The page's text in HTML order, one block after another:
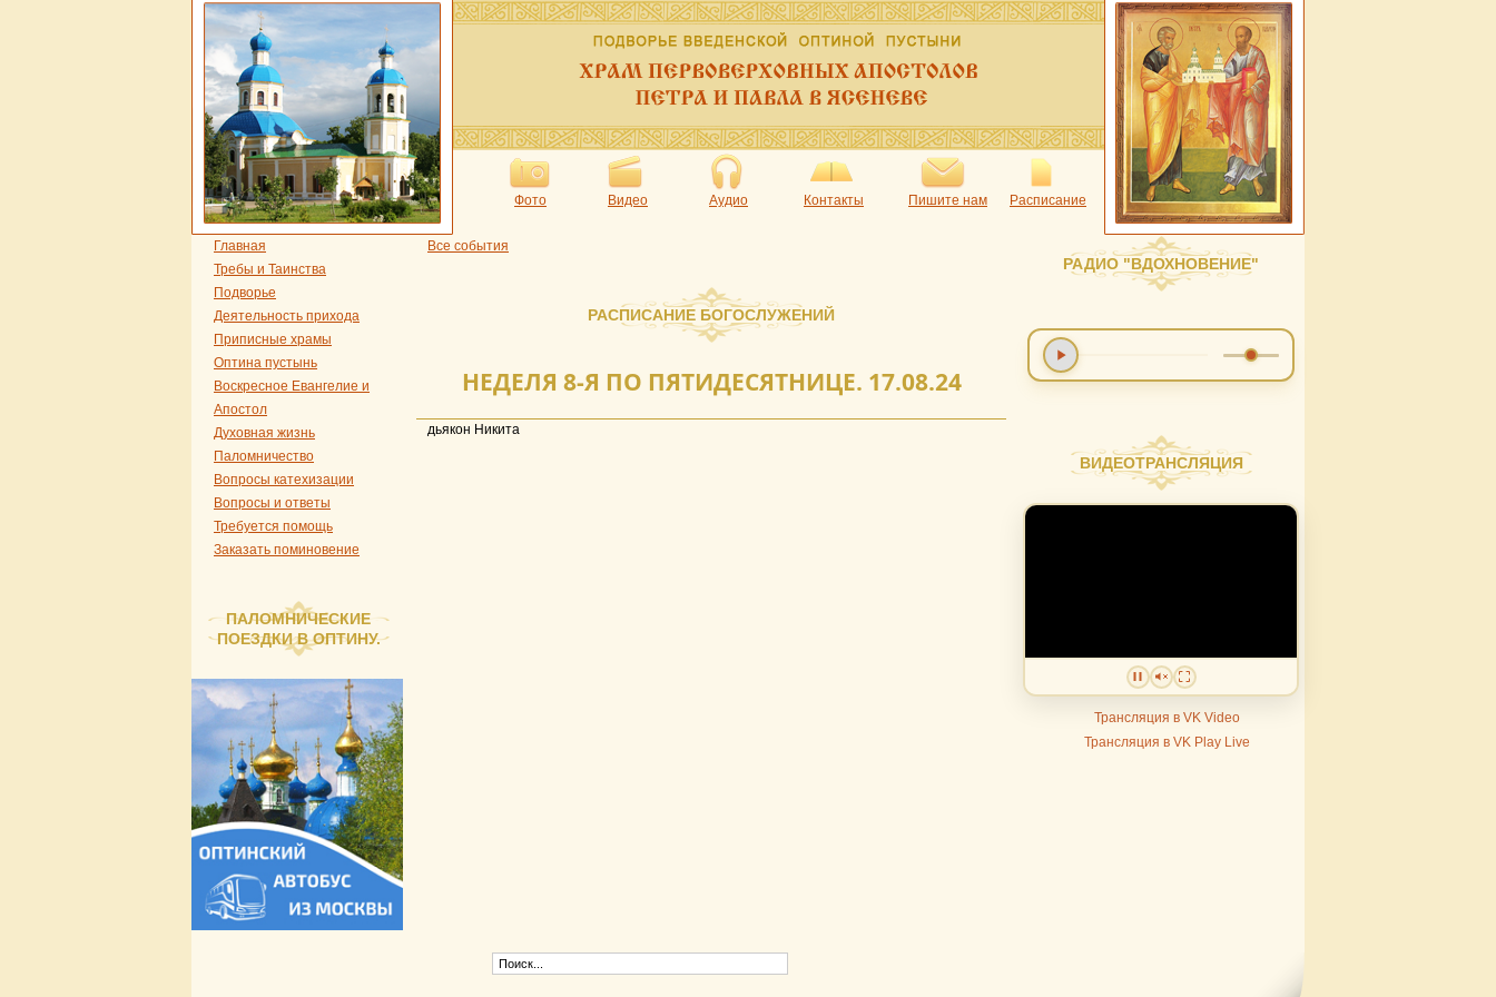
Фото Видео Аудио Контакты Пишите нам Расписание
Главная
Требы и Таинства
Подворье
Деятельность прихода
Приписные храмы
Оптина пустынь
Воскресное Евангелие и
Апостол
Духовная жизнь
Паломничество
Вопросы катехизации
Вопросы и ответы
Требуется помощь
Заказать поминовение
ПАЛОМНИЧЕСКИЕ
ПОЕЗДКИ В ОПТИНУ.
Все события
РАСПИСАНИЕ БОГОСЛУЖЕНИЙ
НЕДЕЛЯ 8-Я ПО ПЯТИДЕСЯТНИЦЕ. 17.08.24
дьякон Никита
РАДИО "ВДОХНОВЕНИЕ"
ВИДЕОТРАНСЛЯЦИЯ
Трансляция в VK Video
Трансляция в VK Play Live